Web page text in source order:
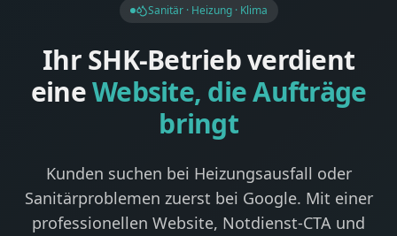
Sanitär · Heizung · Klima
Ihr SHK-Betrieb verdient
eineWebsite, die Aufträge
bringt
Kunden suchen bei Heizungsausfall oder
Sanitärproblemen zuerst bei Google. Mit einer
professionellen Website, Notdienst-CTA und